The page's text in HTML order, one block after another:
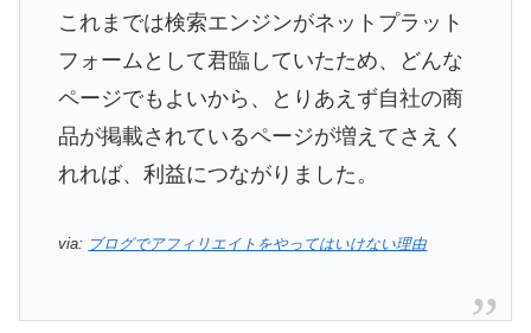
これまでは検索エンジンがネットプラット
フォームとして君臨していたため、どんな
ページでもよいから、とりあえず自社の商
品が掲載されているページが増えてさえく
れれば、利益につながりました。
via: ブログでアフィリエイトをやってはいけない理由